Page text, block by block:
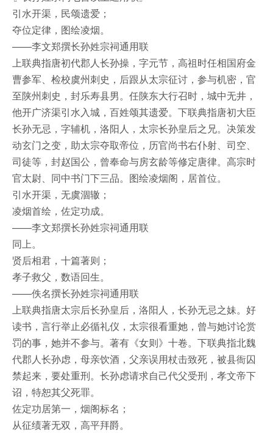
引水开渠，民颂遗爱；
夺位定律，图绘凌烟。
——李文郑撰长孙姓宗祠通用联
上联典指唐初代郡人长孙操，字元节，高祖时任相国府金
曹参军、检校虞州刺史，后跟从太宗征讨，参与机密，官
至陕州刺史，封乐寿县男。任陕东大行召时，城中无井，
他开广济渠引水入城，百姓颂其遗爱。下联典指唐初大臣
长孙无忌，字辅机，洛阳人，太宗长孙皇后之兄。决策发
动玄门之变，助太宗夺取帝位，历官尚书右仆射、司空、
司徒等，封赵国公，曾奉命与房玄龄等修定唐律。高宗时
官太尉、同中书门下三品。图绘凌烟阁，居首位。
引水开渠，无虞涸辙；
凌烟首绘，佐定功成。
——李文郑撰长孙姓宗祠通用联
同上。
贤后相君，十篇著则；
孝子救父，数语回生。
——佚名撰长孙姓宗祠通用联
上联典指唐太宗后长孙皇后，洛阳人，长孙无忌之妹。好
读书，言行举止必循礼仪，太宗很看重她，曾与她讨论赏
罚的事，她并不参与。著有《女则》十卷。下联典指北魏
代郡人长孙虑，母亲饮酒，父亲误用杖击致死，被县衙囚
禁起来，要处重刑。长孙虑请求自己代父受刑，孝文帝下
诏，特恕其父死罪。
佐定功居第一，烟阁标名；
从征绩著无双，高平拜爵。